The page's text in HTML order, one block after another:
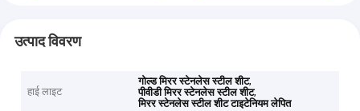
उत्पाद विवरण
हाई लाइट
गोल्ड मिरर स्टेनलेस स्टील शीट,
पीवीडी मिरर स्टेनलेस स्टील शीट,
मिरर स्टेनलेस स्टील शीट टाइटेनियम लेपित